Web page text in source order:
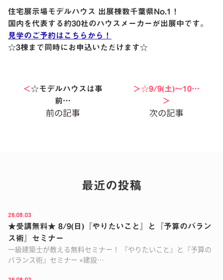
住宅展示場モデルハウス 出展棟数千葉県No.1！
国内を代表する約30社のハウスメーカーが出展中です。
見学のご予約はこちらから！
☆3棟まで同時にお申込いただけます☆
＜☆モデルハウスは事
前…
＞☆9/9(土)〜10…
＞
最近の投稿
26.08.03
★受講無料★ 8/9(日)『やりたいこと』と『予算のバラン
ス術』セミナー
一級建築士が教える無料セミナー！ 『やりたいこと』と『予算の
バランス術』セミナー ⭐︎建設…